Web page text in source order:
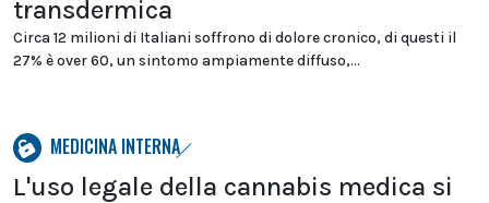
transdermica
Circa 12 milioni di Italiani soffrono di dolore cronico, di questi il
27% è over 60, un sintomo ampiamente diffuso,...
MEDICINA INTERNA
L'uso legale della cannabis medica si